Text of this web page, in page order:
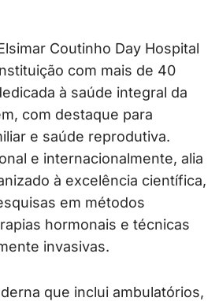
Coutinho Day Hospital
com mais de 40
à saúde integral da
com destaque para
e saúde reprodutiva.
e internacionalmente, alia
à excelência científica,
em métodos
hormonais e técnicas
invasivas.
que inclui ambulatórios,